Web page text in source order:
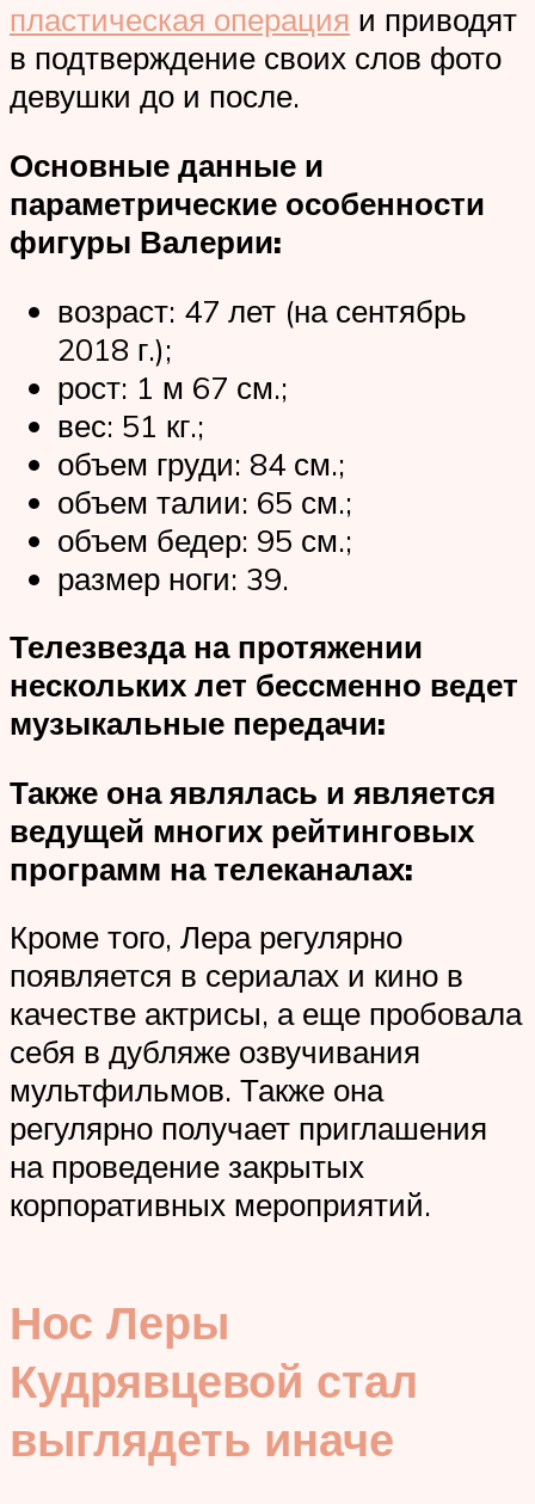
пластическая операция и приводят
в подтверждение своих слов фото
девушки до и после.
Основные данные и
параметрические особенности
фигуры Валерии:
возраст: 47 лет (на сентябрь
2018 г.);
рост: 1 м 67 см.;
вес: 51 кг.;
объем груди: 84 см.;
объем талии: 65 см.;
объем бедер: 95 см.;
размер ноги: 39.
Телезвезда на протяжении
нескольких лет бессменно ведет
музыкальные передачи:
Также она являлась и является
ведущей многих рейтинговых
программ на телеканалах:
Кроме того, Лера регулярно
появляется в сериалах и кино в
качестве актрисы, а еще пробовала
себя в дубляже озвучивания
мультфильмов. Также она
регулярно получает приглашения
на проведение закрытых
корпоративных мероприятий.
Нос Леры
Кудрявцевой стал
выглядеть иначе